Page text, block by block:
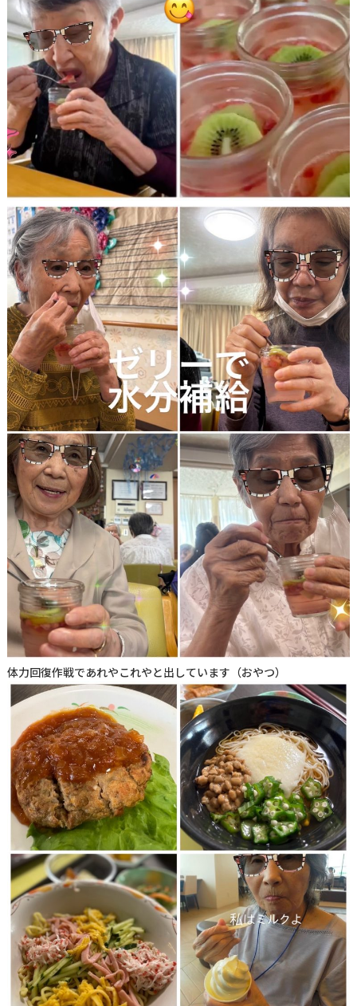
体力回復作戦であれやこれやと出しています（おやつ）